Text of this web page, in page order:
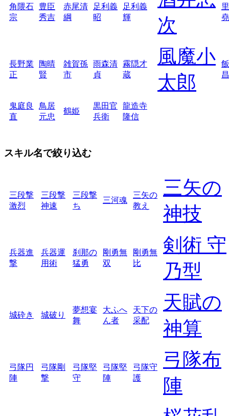
角隈石
宗
豊臣
秀吉
赤尾清
綱
足利義
昭
足利義
輝
次
堯
長野業
正
陶晴
賢
雑賀孫
市
雨森清
貞
霧隠才
蔵
風魔小
太郎
昌
鬼庭良
直
鳥居
元忠
鶴姫
黒田官
兵衛
龍造寺
隆信
スキル名で絞り込む
三段撃
激烈
三段撃
神速
三段撃
ち
三河魂
三矢の
教え
三矢の
神技
兵器進
撃
兵器運
用術
刹那の
猛勇
剛勇無
双
剛勇無
比
剣術 守
乃型
城砕き 城破り
夢想宴
舞
大ふへ
ん者
天下の
采配
天賦の
神算
弓隊円
陣
弓隊剛
撃
弓隊堅
守
弓隊堅
陣
弓隊守
護
弓隊布
陣